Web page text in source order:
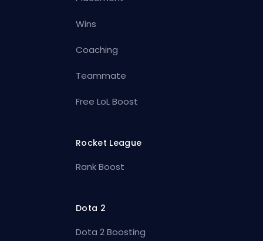
Wins
Coaching
Teammate
Free LoL Boost
Rocket League
Rank Boost
Dota 2
Dota 2 Boosting